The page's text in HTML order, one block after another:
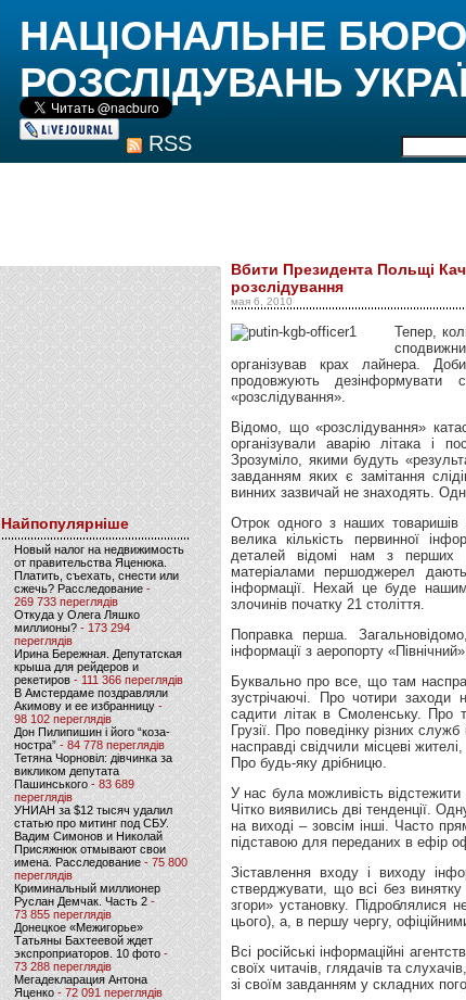
RSS
НАЦІОНАЛЬНЕ БЮРО
РОЗСЛІДУВАНЬ
Найпопулярніше
Новый налог на недвижимость
от правительства Яценюка.
Платить, съехать, снести или
сжечь? Расследование-
269 733 переглядів
Откуда у Олега Ляшко
миллионы? - 173 294
переглядів
Ирина Бережная. Депутатская
крыша для рейдеров и
рекетиров - 111 366 переглядів
В Амстердаме поздравляли
Акимову и ее избранницу -
98 102 переглядів
Дон Пилипишин і його “коза-
ностра” - 84 778 переглядів
Тетяна Чорновіл: дівчинка за
викликом депутата
Пашинського- 83 689
переглядів
УНИАН за $12 тысяч удалил
статью про митинг под СБУ.
Вадим Симонов и Николай
Присяжнюк отмывают свои
имена. Расследование - 75 800
переглядів
Криминальный миллионер
Руслан Демчак. Часть 2-
73 855 переглядів
Донецкое «Межигорье»
Татьяны Бахтеевой ждет
экспроприаторов. 10 фото -
73 288 переглядів
Мегадекларация Антона
Яценко - 72 091 переглядів
Вбити Президента Польщі
розслідування
мая 6, 2010
Тепер,
організував крах лайнера.
продовжують дезінформувати
«розслідування».
Відомо, що «розслідування»
організували аварію літака і
Зрозуміло, якими будуть
завданням яких є замітання
винних зазвичай не знаходять.
Отрок одного з наших товаришів
велика кількість первинної
деталей відомі нам з перших
матеріалами першоджерел
інформації. Нехай це буде
злочинів початку 21 століття.
Поправка перша.
інформації з аеропорту
Буквально про все, що там
зустрічаючі. Про чотири заходи
садити літак в Смоленську. Про
Грузії. Про поведінку різних
насправді свідчили місцеві
Про будь-яку дрібницю.
У нас була можливість відстежити
Чітко виявились дві тенденції.
на виході – зовсім інші. Часто
підставою для переданих в ефір
Зіставлення входу і виходу
стверджувати, що всі без
згори» установку. Підроблялися
цього), а, в першу чергу,
Всі російські інформаційні
своїх читачів, глядачів та
зі своїм завданням у складних